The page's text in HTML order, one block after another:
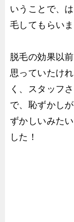
いうことで、
毛してもらいま
脱毛の効果以
思っていたけ
く、スタッフ
で、恥ずかし
ずかしいみた
した！